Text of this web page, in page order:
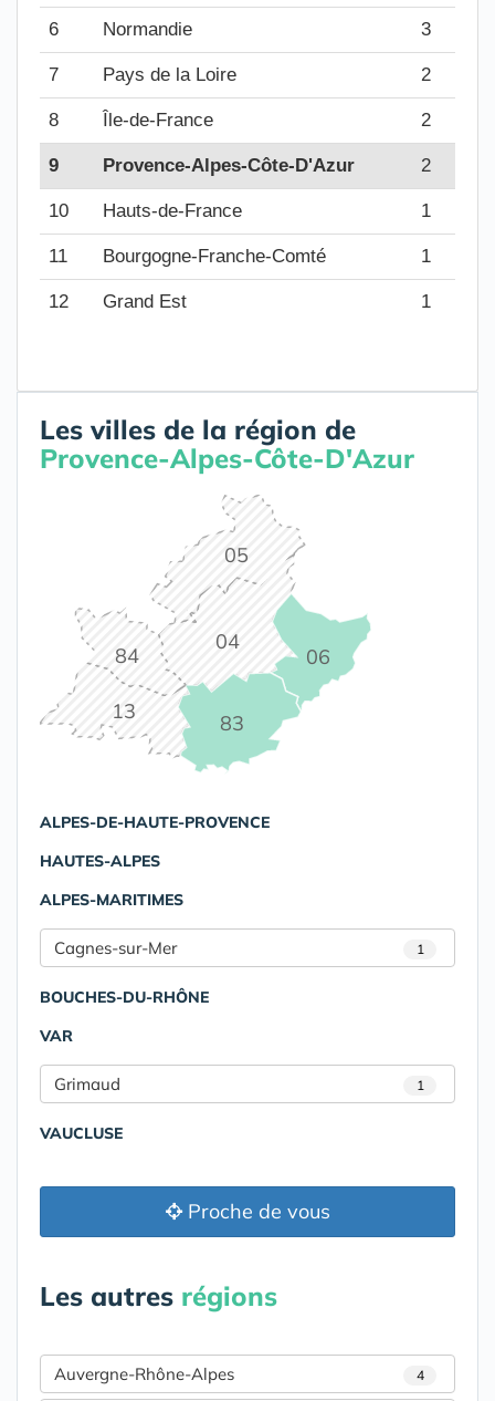
6 Normandie 3
7 Pays de la Loire 2
8 Île-de-France 2
9 Provence-Alpes-Côte-D'Azur 2
10 Hauts-de-France 1
11 Bourgogne-Franche-Comté 1
12 Grand Est 1
Les villes de la région de
Provence-Alpes-Côte-D'Azur
04
05
06
13 83
84
ALPES-DE-HAUTE-PROVENCE
HAUTES-ALPES
ALPES-MARITIMES
Cagnes-sur-Mer 1
BOUCHES-DU-RHÔNE
VAR
Grimaud 1
VAUCLUSE
Proche de vous
Les autres régions
Auvergne-Rhône-Alpes 4